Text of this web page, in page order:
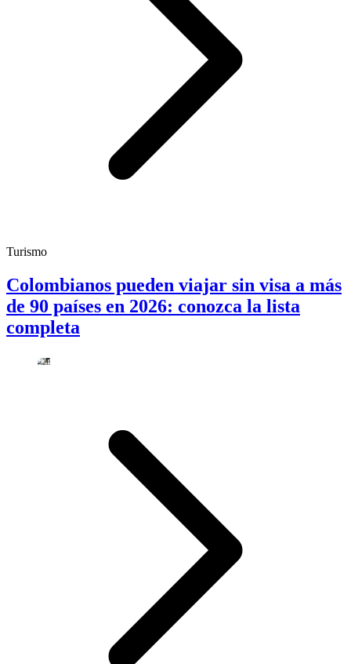
Turismo
Colombianos pueden viajar sin visa a más
de 90 países en 2026: conozca la lista
completa